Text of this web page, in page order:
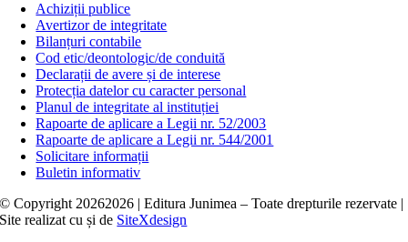
Achiziții publice
Avertizor de integritate
Bilanțuri contabile
Cod etic/deontologic/de conduită
Declarații de avere și de interese
Protecția datelor cu caracter personal
Planul de integritate al instituției
Rapoarte de aplicare a Legii nr. 52/2003
Rapoarte de aplicare a Legii nr. 544/2001
Solicitare informații
Buletin informativ
© Copyright 20262026 | Editura Junimea – Toate drepturile rezervate |
Site realizat cușide SiteXdesign